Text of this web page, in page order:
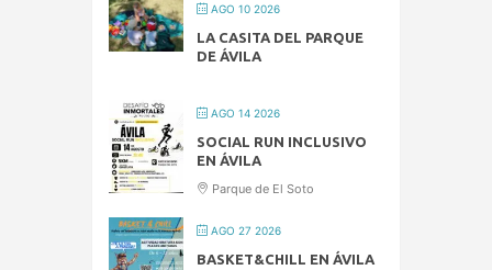
AGO 10 2026
LA CASITA DEL PARQUE
DE ÁVILA
AGO 14 2026
SOCIAL RUN INCLUSIVO
EN ÁVILA
Parque de El Soto
AGO 27 2026
BASKET&CHILL EN ÁVILA